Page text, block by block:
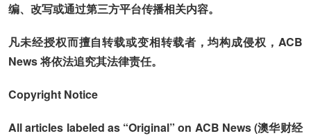
编、改写或通过第三方平台传播相关内容。
凡未经授权而擅自转载或变相转载者，均构成侵权，ACB
News 将依法追究其法律责任。
Copyright Notice
All articles labeled as “Original” on ACB News (澳华财经